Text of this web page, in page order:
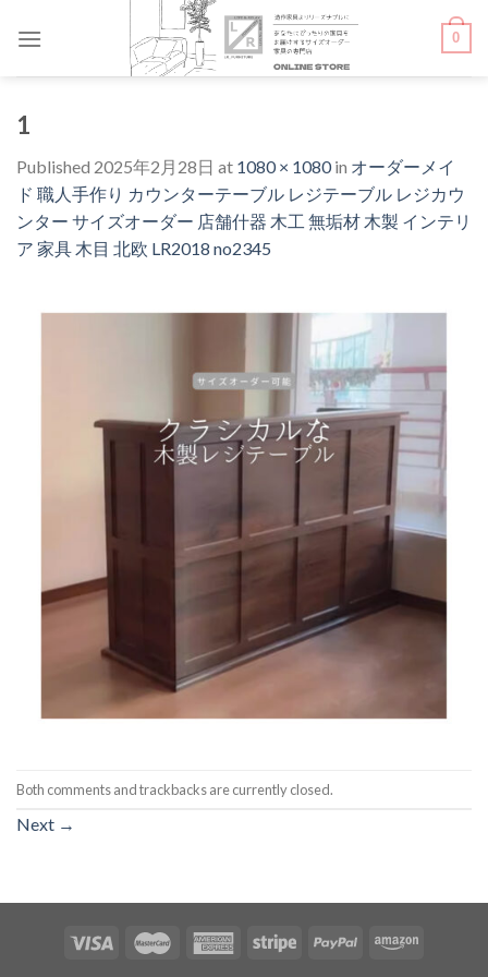
0
1
Published 2025年2月28日 at 1080 × 1080in オーダーメイ
ド 職人手作り カウンターテーブル レジテーブル レジカウ
ンター サイズオーダー 店舗什器 木工 無垢材 木製 インテリ
ア 家具 木目 北欧 LR2018 no2345
Both comments and trackbacks are currently closed.
Next →